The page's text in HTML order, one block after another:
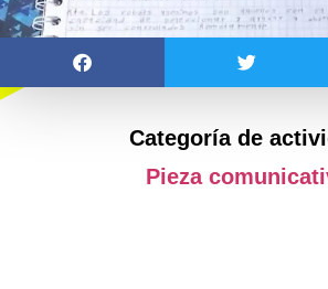
Categoría de
Pieza